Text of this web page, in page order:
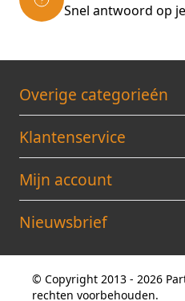
Snel antwoord op
Overige categorieén
Klantenservice
Mijn account
Nieuwsbrief
© Copyright 2013 - 2026
rechten voorbehouden.